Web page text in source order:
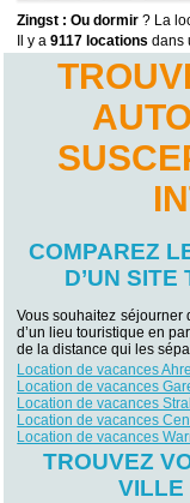
Zingst : Ou dormir ? La
Il y a9117 locations dans
COMPAREZ
D’UN
Vous souhaitez séjourner
d’un lieu touristique en
de la distance qui les
Location de vacances
Location de vacances
Location de vacances
Location de vacances
Location de vacances
TROUVEZ
VILLE